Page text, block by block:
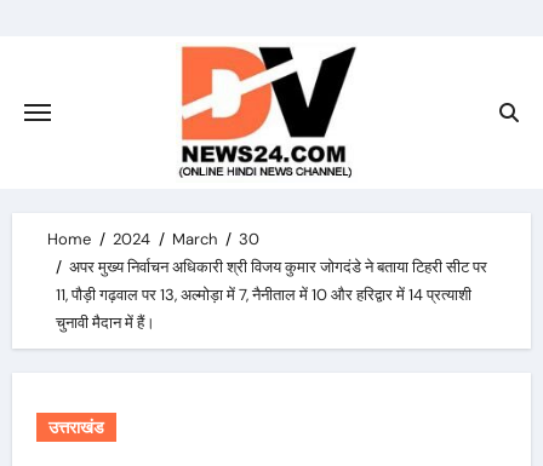
Home 2024 March
30
अपर मुख्य निर्वाचन अधिकारी श्री विजय कुमार जोगदंडे ने बताया टिहरी सीट पर
11, पौड़ी गढ़वाल पर 13, अल्मोड़ा में 7, नैनीताल में 10 और हरिद्वार में 14 प्रत्याशी
चुनावी मैदान में हैं।
उत्तराखंड